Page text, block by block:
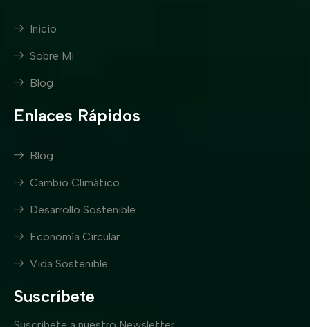
Inicio
Sobre Mi
Blog
Enlaces Rápidos
Blog
Cambio Climático
Desarrollo Sostenible
Economía Circular
Vida Sostenible
Suscríbete